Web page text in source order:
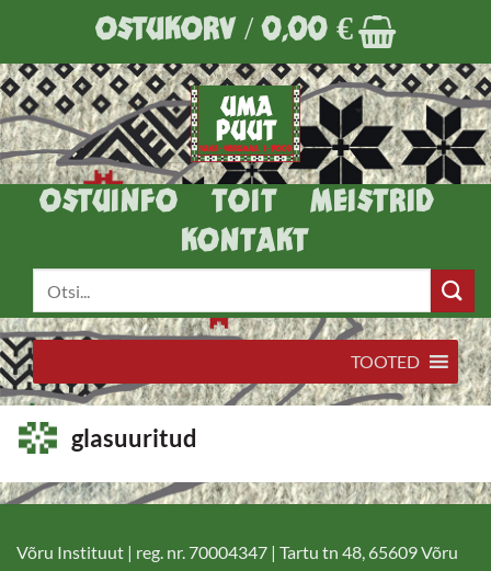
content
OSTUKORV /0,00 €
OSTUINFO TOIT
MEISTRID
KONTAKT
TOOTED
glasuuritud
Võru Instituut | reg. nr. 70004347 | Tartu tn 48, 65609 Võru